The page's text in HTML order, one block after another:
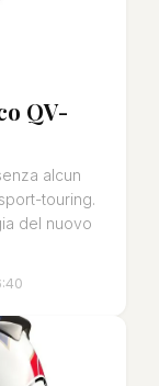
QV-
alcun
touring.
del nuovo